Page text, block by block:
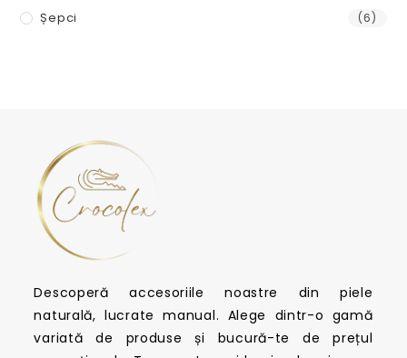
Șepci (6)
Descoperă accesoriile noastre din piele
naturală, lucrate manual. Alege dintr-o gamă
variată de produse și bucură-te de prețul